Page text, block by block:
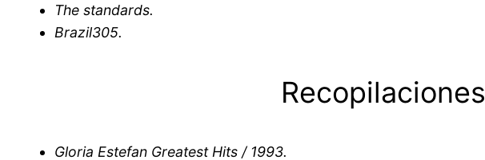
The standards.
Brazil305.
Recopilaciones
Gloria Estefan Greatest Hits / 1993.